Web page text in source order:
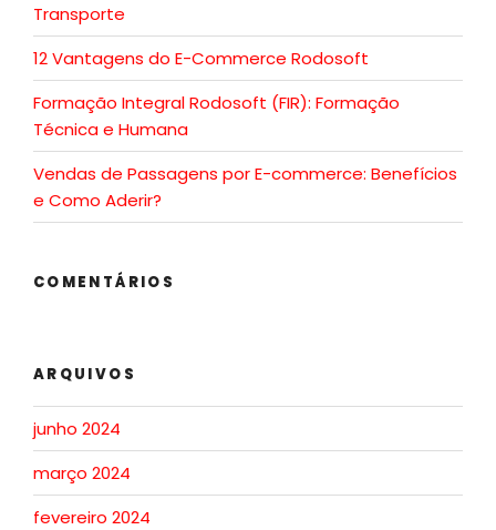
Transporte
12 Vantagens do E-Commerce Rodosoft
Formação Integral Rodosoft (FIR): Formação
Técnica e Humana
Vendas de Passagens por E-commerce: Benefícios
e Como Aderir?
COMENTÁRIOS
ARQUIVOS
junho 2024
março 2024
fevereiro 2024